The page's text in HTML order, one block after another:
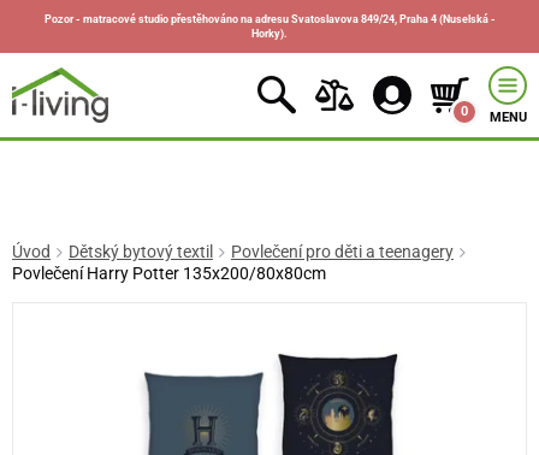
Pozor - matracové studio přestěhováno na adresu Svatoslavova 849/24, Praha 4 (Nuselská -
Horky).
0 MENU
Úvod Dětský bytový textil
Povlečení pro děti a teenagery
Povlečení Harry Potter 135x200/80x80cm